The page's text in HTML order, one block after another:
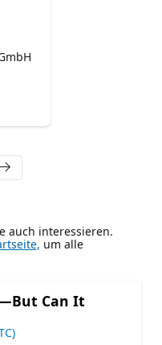
auch interessieren.
um alle
Can It